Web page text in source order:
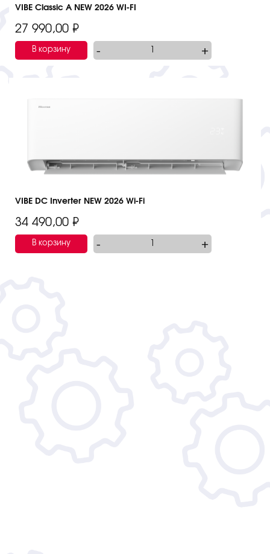
VIBE Classic A NEW 2026 WI-FI
27 990,00 ₽
В корзину +
-
VIBE DC Inverter NEW 2026 Wi-Fi
34 490,00 ₽
В корзину +
-